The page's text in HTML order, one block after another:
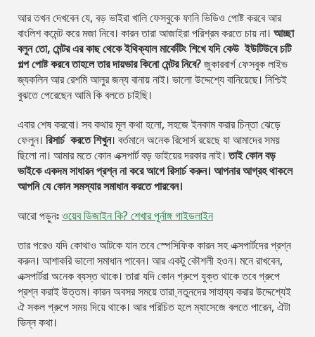
আর তখন দেখবেন যে, বড় ভাইরা খালি ফেসবুকে ফানি ভিডিও পোষ্ট করবে আর
বাংলিশ কমেন্ট করে মজা নিবে। কারন তারা আজাইরা পরিশ্রম করতে চায় না। আচ্ছা
বলুন তো, মেন্টর এর কাছ থেকে ইথিক্যাল মার্কেটিং শিখে যদি কেউ ইউটিউবে চটি
গল্প পোষ্ট করবে তাহলে তার দায়ভার কিনো মেন্টর নিবে?জুকারবার্গ ফেসবুক লাইভ
জ্যকলিন আর রেশমি আলুর জন্য বানায় নাই। ভালো উদ্দেশ্যে বানিয়েছে। নিশ্চিই
বুঝতে পেরেছেন আমি কি বলতে চাইছি।
এবার শেষ করবো। সব কথার মূল কথা হলো, সহজে ইনকাম করার চিন্তা ঝেড়ে
ফেলুন। রিসার্চ করতে শিখুন। বর্তমানে অনেক রিসোর্স রয়েছে যা আমাদের সময়
ছিলো না। আমার মতে কোন এক্সপার্ট বড় ভাইয়ের দরকার নাই।তাই কোন বড়
ভাইকে একদম সাধারন প্রশ্ন না করে আগে রিসার্চ করুন। আপনার আগ্রহ থাকলে
আপনি যে কোন সমস্যার সমাধান করতে পারবেন।
আরো পড়ুনঃওয়েব ডিজাইন কি? শেখার পূর্নাঙ্গ গাইডলাইন
তার পরেও যদি কোথাও আটকে যান তবে স্পেসিফিক কারন সহ এক্সপার্টদের প্রশ্ন
করুন। আশাকরি ভালো সমাধান পাবেন। আর একটু কৌশলী হওন। মনে রাখবেন,
এক্সপার্টরা অনেক ব্যস্ত থাকে। তারা যদি কোন গ্রুপে যুক্ত থাকে তবে গ্রুপে
প্রশ্ন করাই উত্তম। কারন অবসর সময়ে তারা ্নতুনদের সাহায্য করার উদ্দেশ্যেই
ঐ সকল গ্রুপে সময় দিয়ে থাকে। আর পরিচিত হলে ম্যাসেজে বলতে পারেন, ঐটা
ভিন্ন কথা।